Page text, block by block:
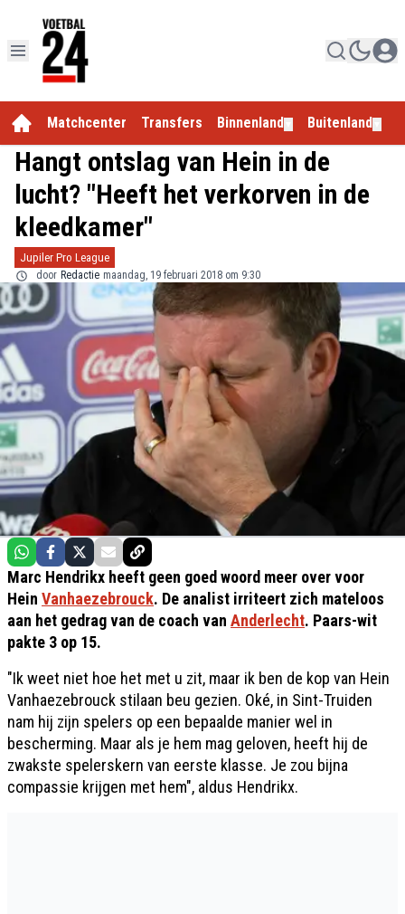
Matchcenter Transfers Binnenland Buitenland
Hangt ontslag van Hein in de
lucht? "Heeft het verkorven in de
kleedkamer"
Jupiler Pro League
door Redactie maandag, 19 februari 2018 om 9:30
Marc Hendrikx heeft geen goed woord meer over voor
Hein Vanhaezebrouck. De analist irriteert zich mateloos
aan het gedrag van de coach van Anderlecht. Paars-wit
pakte 3 op 15.
"Ik weet niet hoe het met u zit, maar ik ben de kop van Hein
Vanhaezebrouck stilaan beu gezien. Oké, in Sint-Truiden
nam hij zijn spelers op een bepaalde manier wel in
bescherming. Maar als je hem mag geloven, heeft hij de
zwakste spelerskern van eerste klasse. Je zou bijna
compassie krijgen met hem", aldus Hendrikx.